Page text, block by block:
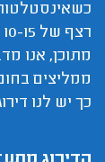
ממליצים
כך יש לנו